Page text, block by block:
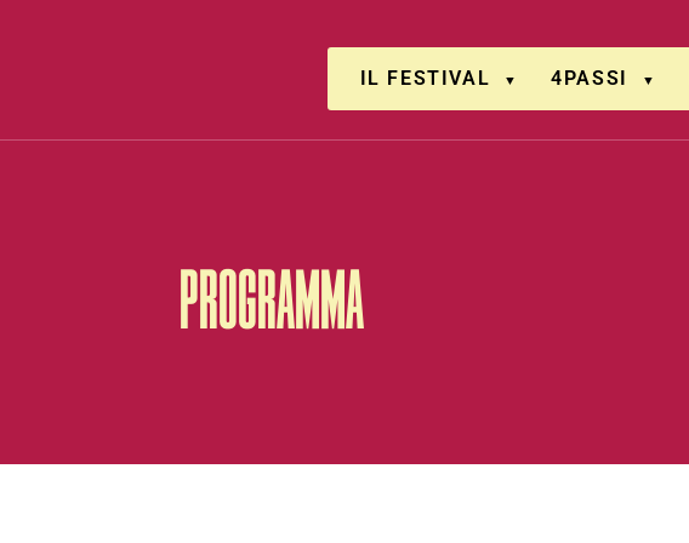
IL FESTIVAL 4PASSI
PROGRAMMA